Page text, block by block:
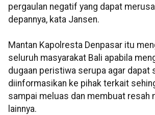
pergaulan negatif yang dapat
depannya, kata Jansen.
Mantan Kapolresta Denpasar itu
seluruh masyarakat Bali apabila
dugaan peristiwa serupa agar dapat
diinformasikan ke pihak terkait
sampai meluas dan membuat resah
lainnya.